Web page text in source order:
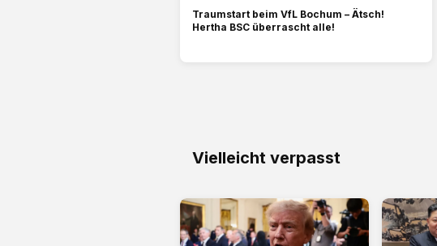
Traumstart beim VfL Bochum – Ätsch!
Hertha BSC überrascht alle!
Vielleicht verpasst